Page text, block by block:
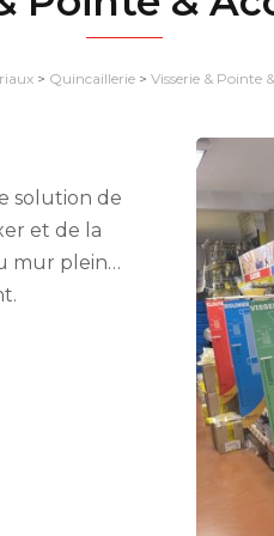
> Quincaillerie > Visserie & Pointe
solution de
et de la
mur plein…